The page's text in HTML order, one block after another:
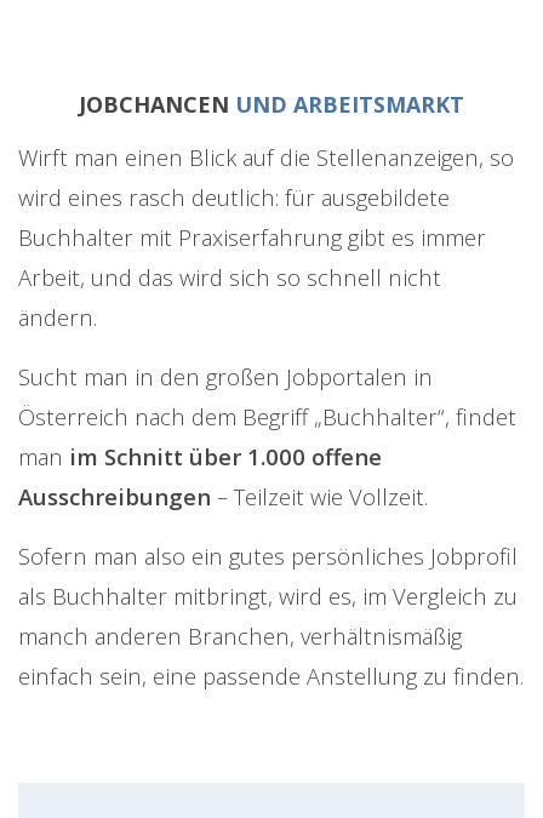
JOBCHANCEN UND ARBEITSMARKT
Wirft man einen Blick auf die Stellenanzeigen, so
wird eines rasch deutlich: für ausgebildete
Buchhalter mit Praxiserfahrung gibt es immer
Arbeit, und das wird sich so schnell nicht
ändern.
Sucht man in den großen Jobportalen in
Österreich nach dem Begriff „Buchhalter“, findet
man im Schnitt über 1.000 offene
Ausschreibungen – Teilzeit wie Vollzeit.
Sofern man also ein gutes persönliches Jobprofil
als Buchhalter mitbringt, wird es, im Vergleich zu
manch anderen Branchen, verhältnismäßig
einfach sein, eine passende Anstellung zu finden.